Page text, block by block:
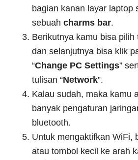
bagian kanan layar laptop
sebuahcharms bar.
Berikutnya kamu bisa pilih
dan selanjutnya bisa klik
“Change PC Settings”
tulisan “Network”.
Kalau sudah, maka kamu
banyak pengaturan
bluetooth.
Untuk mengaktifkan WiFi,
atau tombol kecil ke arah